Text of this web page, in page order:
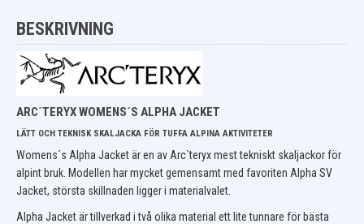
BESKRIVNING
ARC´TERYX WOMENS´S ALPHA JACKET
LÄTT OCH TEKNISK SKALJACKA FÖR TUFFA ALPINA AKTIVITETER
Womens´s Alpha Jacket är en av Arc`teryx mest tekniskt skaljackor för
alpint bruk. Modellen har mycket gemensamt med favoriten Alpha SV
Jacket, största skillnaden ligger i materialvalet.
Alpha Jacket är tillverkad i två olika material ett lite tunnare för bästa